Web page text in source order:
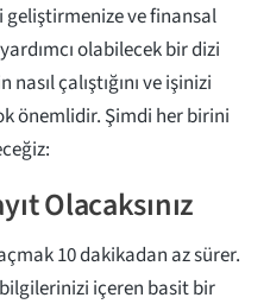
ve finansal
olabilecek bir dizi
çalıştığını ve işinizi
önemlidir. Şimdi her birini
Olacaksınız
10 dakikadan az sürer.
içeren basit bir